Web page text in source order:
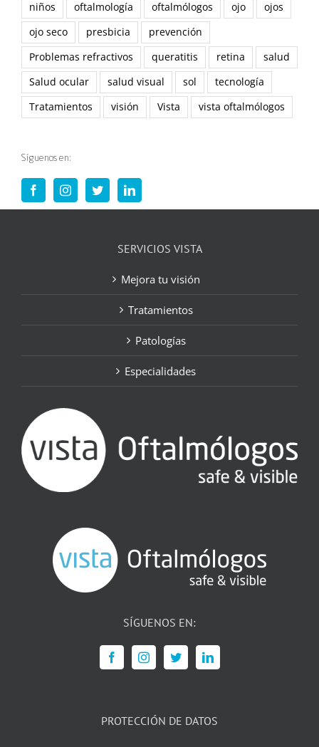
niños
oftalmología oftalmólogos ojo
ojos
ojo seco
presbicia
prevención
Problemas refractivos
queratitis retina
salud
Salud ocular
salud visual sol
tecnología
Tratamientos
visión Vista vista oftalmólogos
Síguenos en:
SERVICIOS VISTA
Mejora tu visión
Tratamientos
Patologías
Especialidades
SÍGUENOS EN:
PROTECCIÓN DE DATOS